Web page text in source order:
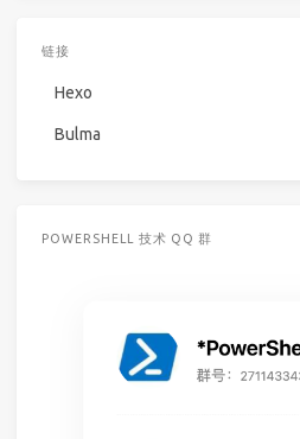
链接
Hexo
Bulma
POWERSHELL 技术 QQ 群